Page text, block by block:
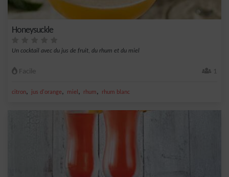
Honeysuckle
Un cocktail avec du jus de fruit, du rhum et du miel
Facile 1
citron, jus d'orange, miel , rhum, rhum blanc